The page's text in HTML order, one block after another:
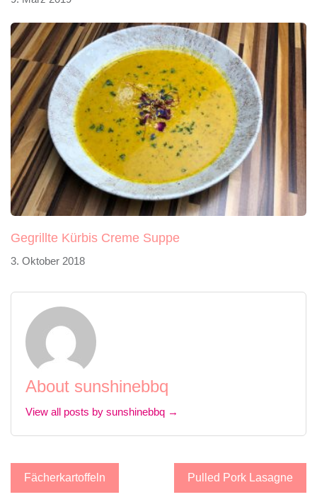
Gegrillte Kürbis Creme Suppe
3. Oktober 2018
About sunshinebbq
View all posts by sunshinebbq →
Beitragsnavigation
Fächerkartoffeln Pulled Pork Lasagne